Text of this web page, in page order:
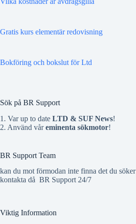
Gratis kurs elementär redovisning
Bokföring och bokslut för Ltd
Sök på BR Support
1. Var up to date LTD & SUF News!
2. Använd våreminenta sökmotor!
BR Support Team
kan du mot förmodan inte finna det du söker
kontakta då BR Support 24/7
Viktig Information